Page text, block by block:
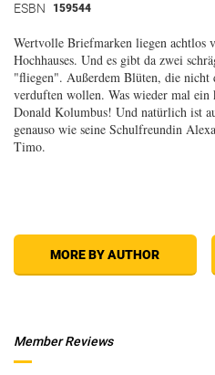
ESBN 159544
Wertvolle Briefmarken liegen achtlos
Hochhauses. Und es gibt da zwei
"fliegen". Außerdem Blüten, die
verduften wollen. Was wieder mal
Donald Kolumbus! Und natürlich ist
genauso wie seine Schulfreundin
Timo.
MORE BY AUTHOR
Member Reviews